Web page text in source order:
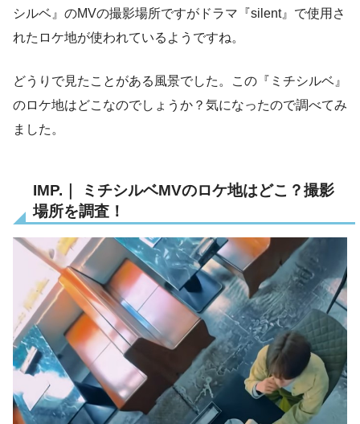
シルベ』のMVの撮影場所ですがドラマ『silent』で使用さ
れたロケ地が使われているようですね。
どうりで見たことがある風景でした。この『ミチシルベ』
のロケ地はどこなのでしょうか？気になったので調べてみ
ました。
IMP.｜ ミチシルベMVのロケ地はどこ？撮影
場所を調査！